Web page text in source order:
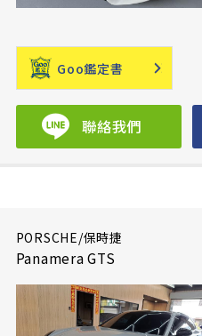
Goo鑑定書
聯絡我們
PORSCHE/保時捷
Panamera GTS